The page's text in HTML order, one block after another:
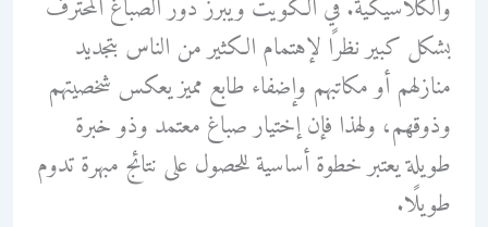
والكلاسيكية. في الكويت ويبرز دور الصباغ المحترف
بشكل كبير نظرًا لإهتمام الكثير من الناس بتجديد
منازلهم أو مكاتبهم وإضفاء طابع مميز يعكس شخصيتهم
وذوقهم، ولهذا فإن إختيار صباغ معتمد وذو خبرة
طويلة يعتبر خطوة أساسية للحصول على نتائج مبهرة تدوم
طويلًا.